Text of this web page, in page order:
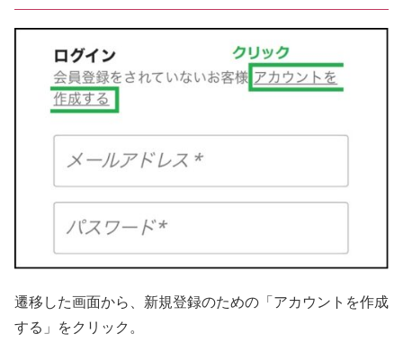
遷移した画面から、新規登録のための「アカウントを作成
する」をクリック。